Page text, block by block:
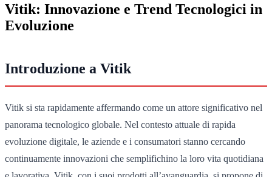
Vitik: Innovazione e Trend Tecnologici in
Evoluzione
Introduzione a Vitik
Vitik si sta rapidamente affermando come un attore significativo nel
panorama tecnologico globale. Nel contesto attuale di rapida
evoluzione digitale, le aziende e i consumatori stanno cercando
continuamente innovazioni che semplifichino la loro vita quotidiana